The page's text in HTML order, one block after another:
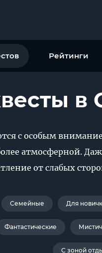
Рейтинги
в
с особым
атмосферной.
от слабых
Семейные Для
Фантастические
С зоной